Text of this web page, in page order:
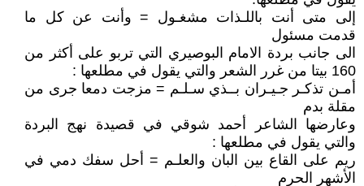
إلى متى أنت باللـذات مشغـول = وأنت عن كل ما
قدمت مسئول
الى جانب بردة الامام البوصيري التي تربو على أكثر من
160 بيتا من غرر الشعر والتي يقول في مطلعها :
أمـن تذكـر جـيـران بــذي سـلـم = مزجت دمعا جرى من
مقلة بدم
وعارضها الشاعر أحمد شوقي في قصيدة نهج البردة
والتي يقول في مطلعها :
ريم على القاع بين البان والعلـم = أحل سفك دمي في
الأشهر الحرم